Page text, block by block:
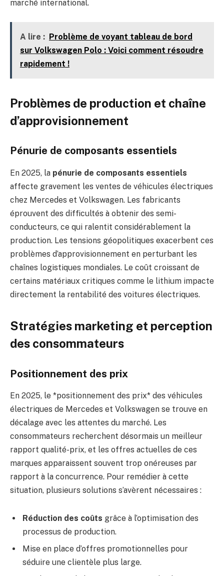
marché international.
A lire : Problème de voyant tableau de bord
sur Volkswagen Polo : Voici comment résoudre
rapidement !
Problèmes de production et chaîne
d’approvisionnement
Pénurie de composants essentiels
En 2025, la pénurie de composants essentiels
affecte gravement les ventes de véhicules électriques
chez Mercedes et Volkswagen. Les fabricants
éprouvent des difficultés à obtenir des semi-
conducteurs, ce qui ralentit considérablement la
production. Les tensions géopolitiques exacerbent ces
problèmes d’approvisionnement en perturbant les
chaînes logistiques mondiales. Le coût croissant de
certains matériaux critiques comme le lithium impacte
directement la rentabilité des voitures électriques.
Stratégies marketing et perception
des consommateurs
Positionnement des prix
En 2025, le *positionnement des prix* des véhicules
électriques de Mercedes et Volkswagen se trouve en
décalage avec les attentes du marché. Les
consommateurs recherchent désormais un meilleur
rapport qualité-prix, et les offres actuelles de ces
marques apparaissent souvent trop onéreuses par
rapport à la concurrence. Pour remédier à cette
situation, plusieurs solutions s’avèrent nécessaires :
Réduction des coûts grâce à l’optimisation des
processus de production.
Mise en place d’offres promotionnelles pour
séduire une clientèle plus large.